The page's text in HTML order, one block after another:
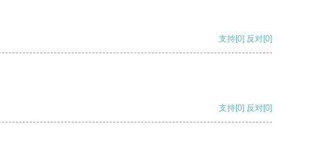
支持[0] 反对[0]
支持[0] 反对[0]